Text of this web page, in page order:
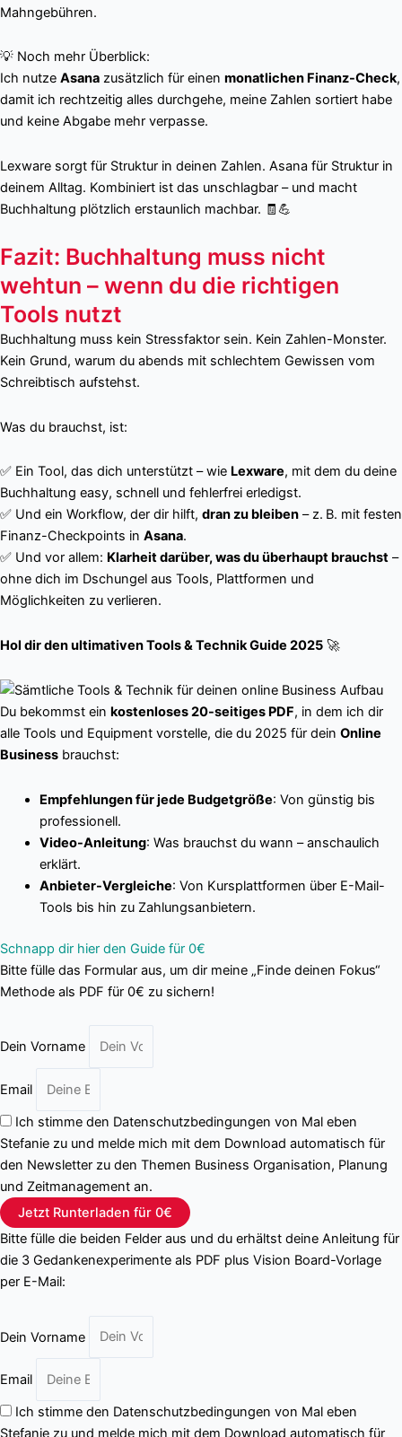
Mahngebühren.
💡 Noch mehr Überblick:
Ich nutze Asana zusätzlich für einen monatlichen Finanz-Check,
damit ich rechtzeitig alles durchgehe, meine Zahlen sortiert habe
und keine Abgabe mehr verpasse.
Lexware sorgt für Struktur in deinen Zahlen. Asana für Struktur in
deinem Alltag. Kombiniert ist das unschlagbar – und macht
Buchhaltung plötzlich erstaunlich machbar. 🧾💪
Fazit: Buchhaltung muss nicht
wehtun – wenn du die richtigen
Tools nutzt
Buchhaltung muss kein Stressfaktor sein. Kein Zahlen-Monster.
Kein Grund, warum du abends mit schlechtem Gewissen vom
Schreibtisch aufstehst.
Was du brauchst, ist:
✅ Ein Tool, das dich unterstützt – wie Lexware, mit dem du deine
Buchhaltung easy, schnell und fehlerfrei erledigst.
✅ Und ein Workflow, der dir hilft, dran zu bleiben – z. B. mit festen
Finanz-Checkpoints in Asana.
✅ Und vor allem: Klarheit darüber, was du überhaupt brauchst –
ohne dich im Dschungel aus Tools, Plattformen und
Möglichkeiten zu verlieren.
Hol dir den ultimativen Tools & Technik Guide 2025 🚀
Du bekommst ein kostenloses 20-seitiges PDF, in dem ich dir
alle Tools und Equipment vorstelle, die du 2025 für dein Online
Business brauchst:
Empfehlungen für jede Budgetgröße: Von günstig bis
professionell.
Video-Anleitung: Was brauchst du wann – anschaulich
erklärt.
Anbieter-Vergleiche: Von Kursplattformen über E-Mail-
Tools bis hin zu Zahlungsanbietern.
Schnapp dir hier den Guide für 0€
Bitte fülle das Formular aus, um dir meine „Finde deinen Fokus“
Methode als PDF für 0€ zu sichern!
Dein Vorname
Email
Ich stimme den Datenschutzbedingungen von Mal eben
Stefanie zu und melde mich mit dem Download automatisch für
den Newsletter zu den Themen Business Organisation, Planung
und Zeitmanagement an.
Jetzt Runterladen für 0€
Bitte fülle die beiden Felder aus und du erhältst deine Anleitung für
die 3 Gedankenexperimente als PDF plus Vision Board-Vorlage
per E-Mail:
Dein Vorname
Email
Ich stimme den Datenschutzbedingungen von Mal eben
Stefanie zu und melde mich mit dem Download automatisch für